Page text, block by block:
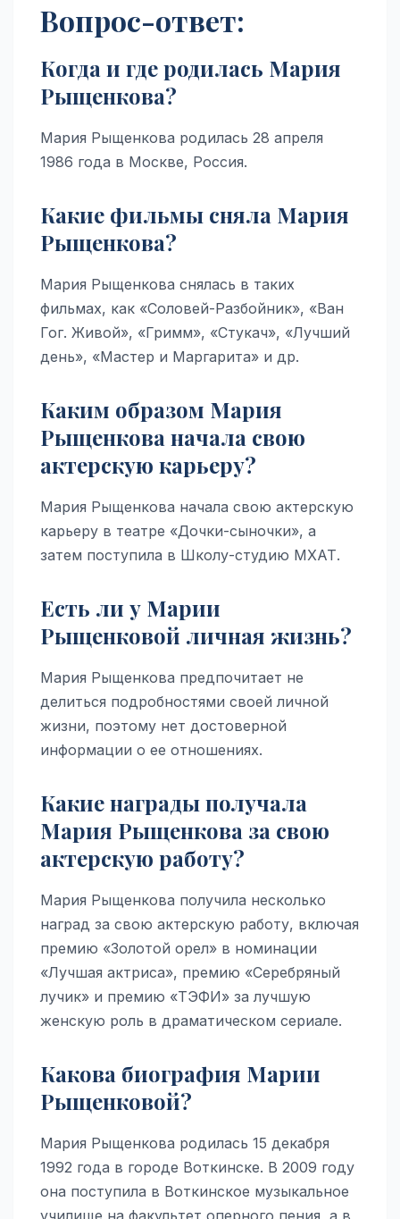
Вопрос-ответ:
Когда и где родилась Мария
Рыщенкова?
Мария Рыщенкова родилась 28 апреля
1986 года в Москве, Россия.
Какие фильмы сняла Мария
Рыщенкова?
Мария Рыщенкова снялась в таких
фильмах, как «Соловей-Разбойник», «Ван
Гог. Живой», «Гримм», «Стукач», «Лучший
день», «Мастер и Маргарита» и др.
Каким образом Мария
Рыщенкова начала свою
актерскую карьеру?
Мария Рыщенкова начала свою актерскую
карьеру в театре «Дочки-сыночки», а
затем поступила в Школу-студию МХАТ.
Есть ли у Марии
Рыщенковой личная жизнь?
Мария Рыщенкова предпочитает не
делиться подробностями своей личной
жизни, поэтому нет достоверной
информации о ее отношениях.
Какие награды получала
Мария Рыщенкова за свою
актерскую работу?
Мария Рыщенкова получила несколько
наград за свою актерскую работу, включая
премию «Золотой орел» в номинации
«Лучшая актриса», премию «Серебряный
лучик» и премию «ТЭФИ» за лучшую
женскую роль в драматическом сериале.
Какова биография Марии
Рыщенковой?
Мария Рыщенкова родилась 15 декабря
1992 года в городе Воткинске. В 2009 году
она поступила в Воткинское музыкальное
училище на факультет оперного пения, а в